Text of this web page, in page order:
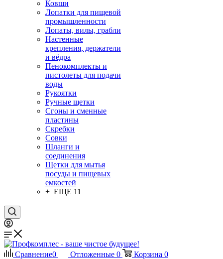
Ковши
Лопатки для пищевой
промышленности
Лопаты, вилы, грабли
Настенные
крепления, держатели
и вёдра
Пенокомплекты и
пистолеты для подачи
воды
Рукоятки
Ручные щетки
Сгоны и сменные
пластины
Скребки
Совки
Шланги и
соединения
Щетки для мытья
посуды и пищевых
емкостей
+ ЕЩЕ 11
Сравнение0 Отложенные 0 Корзина 0